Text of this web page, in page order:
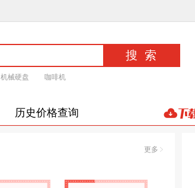
机械硬盘 咖啡机
历史价格查询
更多